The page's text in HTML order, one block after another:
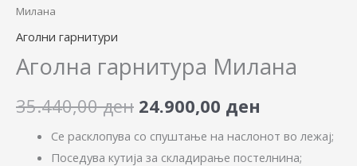
Милана
Аголни гарнитури
Аголна гарнитура Милана
35.440,00ден 24.900,00 ден
Се расклопува со спуштање на наслонот во лежај;
Поседува кутија за складирање постелнина;